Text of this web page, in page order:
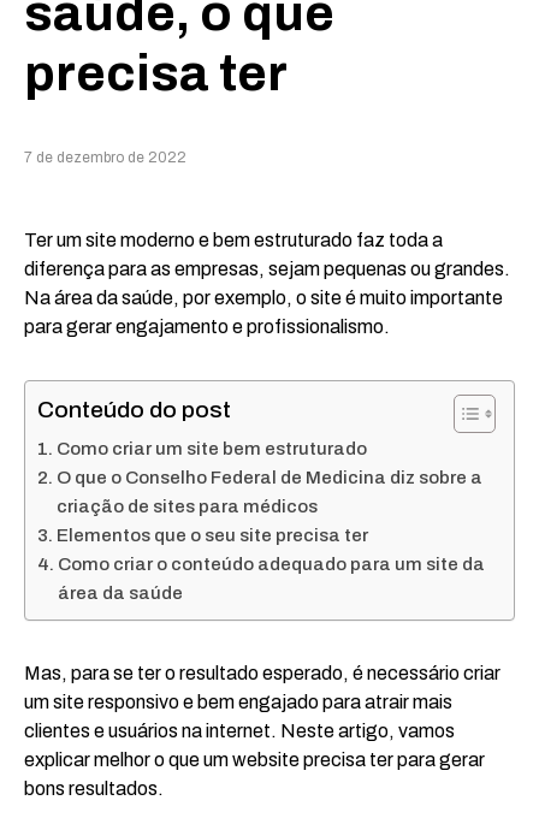
saúde, o que
precisa ter
7 de dezembro de 2022
Ter um site moderno e bem estruturado faz toda a
diferença para as empresas, sejam pequenas ou grandes.
Na área da saúde, por exemplo, o site é muito importante
para gerar engajamento e profissionalismo.
Conteúdo do post
Como criar um site bem estruturado
O que o Conselho Federal de Medicina diz sobre a
criação de sites para médicos
Elementos que o seu site precisa ter
Como criar o conteúdo adequado para um site da
área da saúde
Mas, para se ter o resultado esperado, é necessário criar
um site responsivo e bem engajado para atrair mais
clientes e usuários na internet. Neste artigo, vamos
explicar melhor o que um website precisa ter para gerar
bons resultados.